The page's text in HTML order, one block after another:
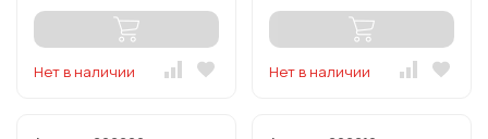
Нет в наличии Нет в наличии